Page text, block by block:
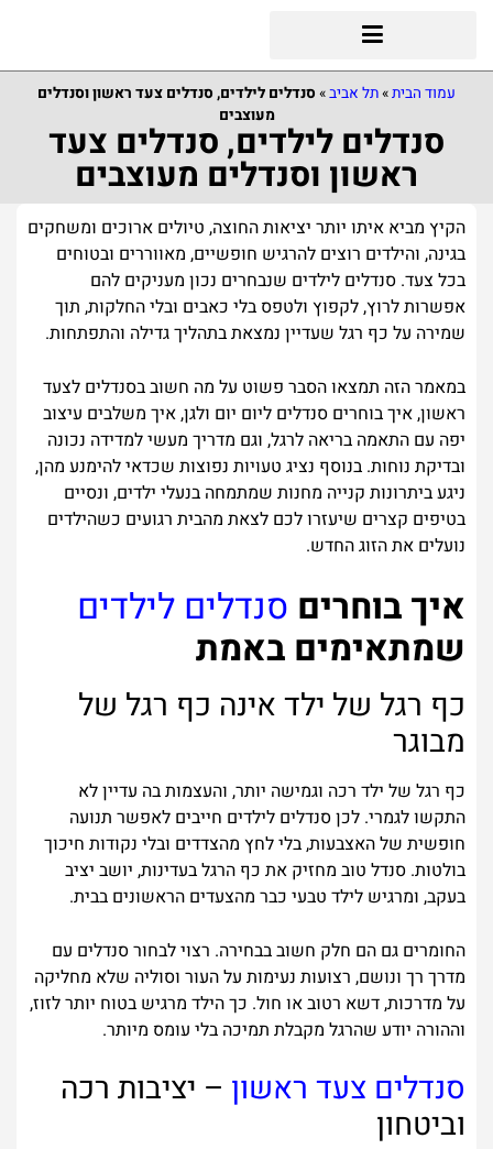
עמוד הבית»תל אביב» סנדלים לילדים, סנדלים צעד ראשון וסנדלים
מעוצבים
סנדלים לילדים, סנדלים צעד
ראשון וסנדלים מעוצבים
הקיץ מביא איתו יותר יציאות החוצה, טיולים ארוכים ומשחקים
בגינה, והילדים רוצים להרגיש חופשיים, מאווררים ובטוחים
בכל צעד. סנדלים לילדים שנבחרים נכון מעניקים להם
אפשרות לרוץ, לקפוץ ולטפס בלי כאבים ובלי החלקות, תוך
שמירה על כף רגל שעדיין נמצאת בתהליך גדילה והתפתחות.
במאמר הזה תמצאו הסבר פשוט על מה חשוב בסנדלים לצעד
ראשון, איך בוחרים סנדלים ליום יום ולגן, איך משלבים עיצוב
יפה עם התאמה בריאה לרגל, וגם מדריך מעשי למדידה נכונה
ובדיקת נוחות. בנוסף נציג טעויות נפוצות שכדאי להימנע מהן,
ניגע ביתרונות קנייה מחנות שמתמחה בנעלי ילדים, ונסיים
בטיפים קצרים שיעזרו לכם לצאת מהבית רגועים כשהילדים
נועלים את הזוג החדש.
איך בוחרים סנדלים לילדים
שמתאימים באמת
כף רגל של ילד אינה כף רגל של
מבוגר
כף רגל של ילד רכה וגמישה יותר, והעצמות בה עדיין לא
התקשו לגמרי. לכן סנדלים לילדים חייבים לאפשר תנועה
חופשית של האצבעות, בלי לחץ מהצדדים ובלי נקודות חיכוך
בולטות. סנדל טוב מחזיק את כף הרגל בעדינות, יושב יציב
בעקב, ומרגיש לילד טבעי כבר מהצעדים הראשונים בבית.
החומרים גם הם חלק חשוב בבחירה. רצוי לבחור סנדלים עם
מדרך רך ונושם, רצועות נעימות על העור וסוליה שלא מחליקה
על מדרכות, דשא רטוב או חול. כך הילד מרגיש בטוח יותר לזוז,
וההורה יודע שהרגל מקבלת תמיכה בלי עומס מיותר.
סנדלים צעד ראשון – יציבות רכה
וביטחון